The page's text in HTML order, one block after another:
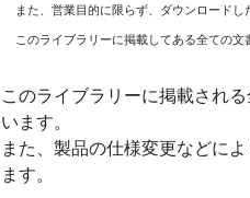
また、営業目的に限らず、ダウンロード
このライブラリーに掲載してある全ての
このライブラリーに掲載され
います。
また、製品の仕様変更などに
ます。